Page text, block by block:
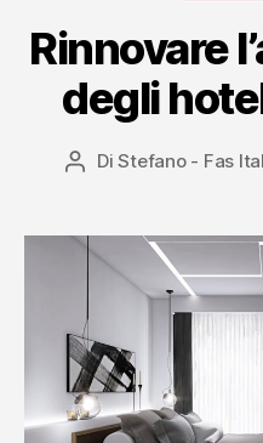
Rinnovare
degli
Autore
DiStefano - Fas